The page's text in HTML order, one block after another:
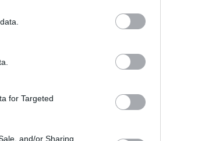
for Targeted
and/or Sharing